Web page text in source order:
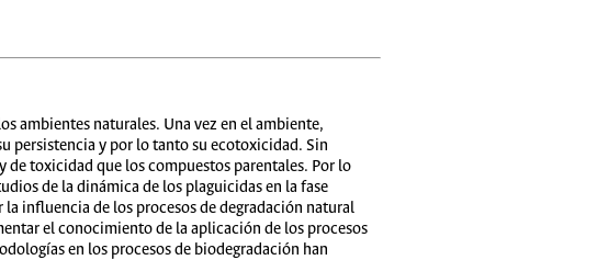
ambientes naturales. Una vez en el ambiente,
persistencia y por lo tanto su ecotoxicidad. Sin
toxicidad que los compuestos parentales. Por lo
de la dinámica de los plaguicidas en la fase
influencia de los procesos de degradación natural
el conocimiento de la aplicación de los procesos
en los procesos de biodegradación han